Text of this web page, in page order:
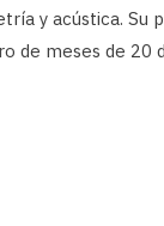
y acústica.
de meses de 20